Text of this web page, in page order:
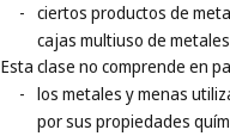
- ciertos productos de
cajas multiuso de
Esta clase no comprende en
- los metales y menas
por sus propiedades